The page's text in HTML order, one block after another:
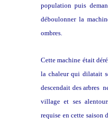
population puis
déboulonner la
ombres.
Cette machine était
la chaleur qui dilatait
descendait des arbres
village et ses
requise en cette saison